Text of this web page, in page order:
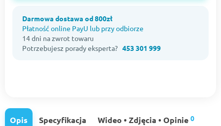
Darmowa dostawa od 800zł
Płatność online PayU lub przy odbiorze
14 dni na zwrot towaru
Potrzebujesz porady eksperta? 453 301 999
Opis Specyfikacja Wideo • Zdjęcia • Opinie 0